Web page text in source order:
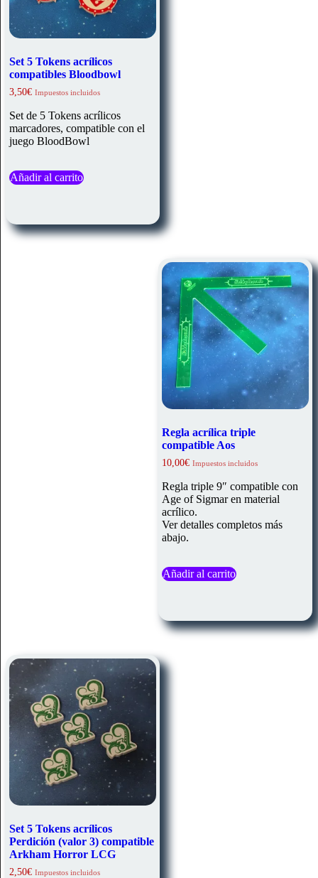
Set 5 Tokens acrílicos
compatibles Bloodbowl
3,50€ Impuestos incluidos
Set de 5 Tokens acrílicos
marcadores, compatible con el
juego BloodBowl
Añadir al carrito
Regla acrílica triple
compatible Aos
10,00€ Impuestos incluidos
Regla triple 9″ compatible con
Age of Sigmar en material
acrílico.
Ver detalles completos más
abajo.
Añadir al carrito
Set 5 Tokens acrílicos
Perdición (valor 3) compatible
Arkham Horror LCG
2,50€ Impuestos incluidos